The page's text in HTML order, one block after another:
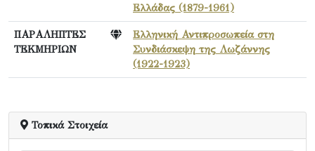
Ελλάδας (1879-1961)
ΠΑΡΑΛΗΠΤΕΣ
ΤΕΚΜΗΡΙΩΝ
Ελληνική Αντιπροσωπεία στη
Συνδιάσκεψη της Λωζάννης
(1922-1923)
Τοπικά Στοιχεία